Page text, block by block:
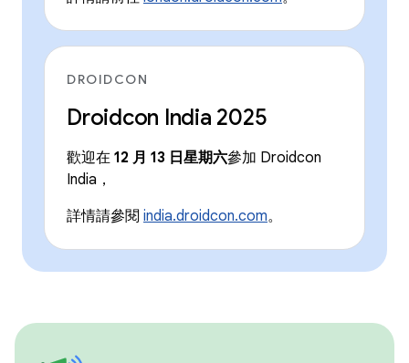
DROIDCON
Droidcon India 2025
歡迎在 12 月 13 日星期六參加 Droidcon
India，
詳情請參閱 india.droidcon.com。